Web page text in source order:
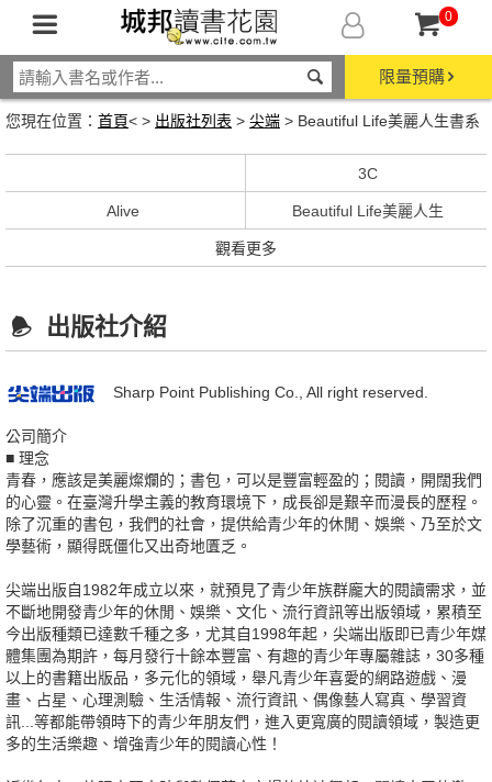
0
限量預購
您現在位置： 首頁< > 出版社列表 > 尖端 > Beautiful Life美麗人生書系
3C
Alive Beautiful Life美麗人生
觀看更多
出版社介紹
Sharp Point Publishing Co., All right reserved.
公司簡介
■ 理念
青春，應該是美麗燦爛的；書包，可以是豐富輕盈的；閱讀，開闊我們
的心靈。在臺灣升學主義的教育環境下，成長卻是艱辛而漫長的歷程。
除了沉重的書包，我們的社會，提供給青少年的休閒、娛樂、乃至於文
學藝術，顯得既僵化又出奇地匱乏。
尖端出版自1982年成立以來，就預見了青少年族群龐大的閱讀需求，並
不斷地開發青少年的休閒、娛樂、文化、流行資訊等出版領域，累積至
今出版種類已達數千種之多，尤其自1998年起，尖端出版即已青少年媒
體集團為期許，每月發行十餘本豐富、有趣的青少年專屬雜誌，30多種
以上的書籍出版品，多元化的領域，舉凡青少年喜愛的網路遊戲、漫
畫、占星、心理測驗、生活情報、流行資訊、偶像藝人寫真、學習資
訊...等都能帶領時下的青少年朋友們，進入更寬廣的閱讀領域，製造更
多的生活樂趣、增強青少年的閱讀心性！